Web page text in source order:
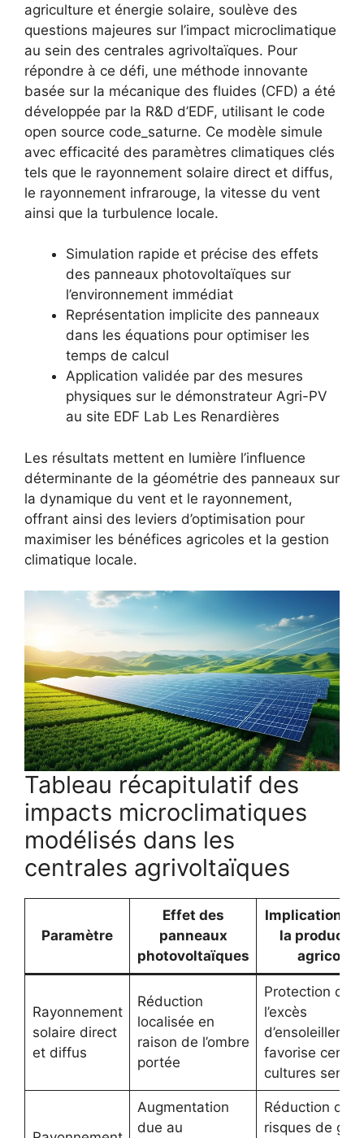
agriculture et énergie solaire, soulève des
questions majeures sur l’impact microclimatique
au sein des centrales agrivoltaïques. Pour
répondre à ce défi, une méthode innovante
basée sur la mécanique des fluides (CFD) a été
développée par la R&D d’EDF, utilisant le code
open source code_saturne. Ce modèle simule
avec efficacité des paramètres climatiques clés
tels que le rayonnement solaire direct et diffus,
le rayonnement infrarouge, la vitesse du vent
ainsi que la turbulence locale.
Simulation rapide et précise des effets
des panneaux photovoltaïques sur
l’environnement immédiat
Représentation implicite des panneaux
dans les équations pour optimiser les
temps de calcul
Application validée par des mesures
physiques sur le démonstrateur Agri-PV
au site EDF Lab Les Renardières
Les résultats mettent en lumière l’influence
déterminante de la géométrie des panneaux sur
la dynamique du vent et le rayonnement,
offrant ainsi des leviers d’optimisation pour
maximiser les bénéfices agricoles et la gestion
climatique locale.
Tableau récapitulatif des
impacts microclimatiques
modélisés dans les
centrales agrivoltaïques
Paramètre
Effet des
panneaux
photovoltaïques
Implications
la
agricole
Rayonnement
solaire direct
et diffus
Réduction
localisée en
raison de l’ombre
portée
Protection
l’excès
favorise
cultures
Augmentation
due au
Réduction des
risques de gel